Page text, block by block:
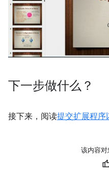
下一步做什么？
接下来，阅读提交扩展程序
该内容对